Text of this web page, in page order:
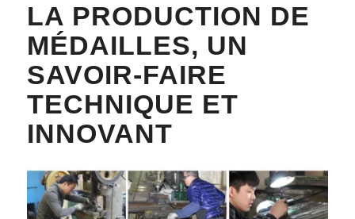
LA PRODUCTION DE
MÉDAILLES, UN
SAVOIR-FAIRE
TECHNIQUE ET
INNOVANT